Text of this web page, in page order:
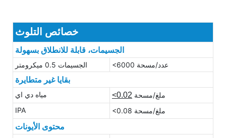
خصائص التلوث
الجسيمات، قابلة للانطلاق بسهولة
الجسيمات 0.5 ميكرومتر <6000 عدد/مسحة
بقايا غير متطايرة
مياه دي اي <0.02 ملغ/مسحة
IPA
<0.08 ملغ/مسحة
محتوى الأيونات